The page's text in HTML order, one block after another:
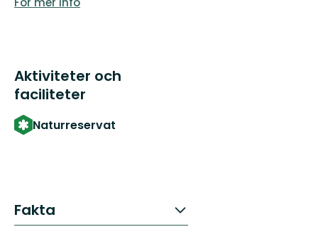
Aktiviteter och
faciliteter
Naturreservat
Fakta